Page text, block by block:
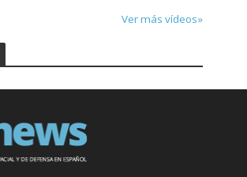
Ver más vídeos»